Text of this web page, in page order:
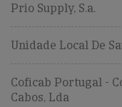
Prio Supply, S.a.
Unidade Local De
Coficab Portugal -
Cabos, Lda